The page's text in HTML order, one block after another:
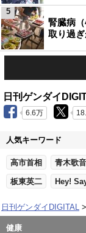
腎臓病
取り過
5
日刊ゲンダイ
6.6万
人気キーワード
高市首相 青木歌音
板東英二 Hey!
日刊ゲンダイDIGITAL
健康